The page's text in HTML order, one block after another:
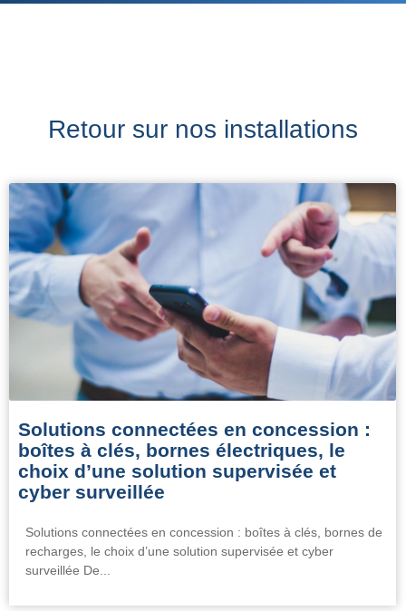
Retour sur nos installations
Solutions connectées en concession :
boîtes à clés, bornes électriques, le
choix d’une solution supervisée et
cyber surveillée
Solutions connectées en concession : boîtes à clés, bornes de
recharges, le choix d’une solution supervisée et cyber
surveillée De...